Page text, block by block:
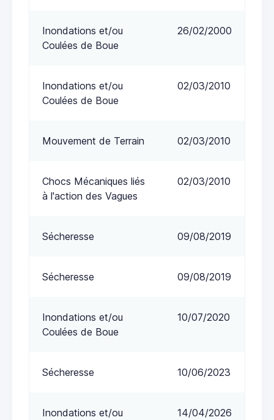
Inondations et/ou
Coulées de Boue
26/02/2000
Inondations et/ou
Coulées de Boue
02/03/2010
Mouvement de Terrain 02/03/2010
Chocs Mécaniques liés
à l'action des Vagues
02/03/2010
Sécheresse 09/08/2019
Sécheresse 09/08/2019
Inondations et/ou
Coulées de Boue
10/07/2020
Sécheresse 10/06/2023
Inondations et/ou
14/04/2026